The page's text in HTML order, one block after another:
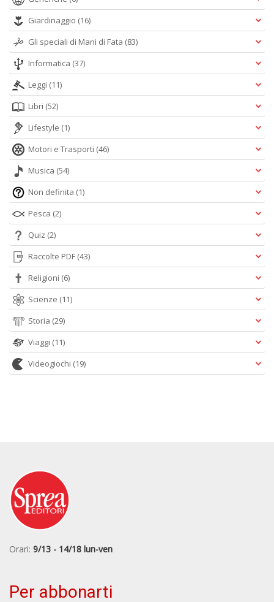
Giardinaggio (16)
Gli speciali di Mani di Fata (83)
Informatica (37)
Leggi (11)
Libri (52)
Lifestyle (1)
Motori e Trasporti (46)
Musica (54)
Non definita (1)
Pesca (2)
Quiz (2)
Raccolte PDF (43)
Religioni (6)
Scienze (11)
Storia (29)
Viaggi (11)
Videogiochi (19)
Orari: 9/13 - 14/18 lun-ven
Per abbonarti